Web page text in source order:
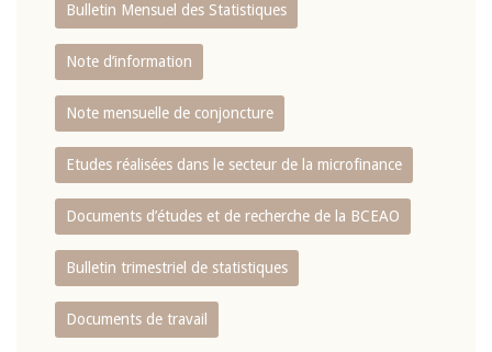
Bulletin Mensuel des Statistiques
Note d’information
Note mensuelle de conjoncture
Etudes réalisées dans le secteur de la microfinance
Documents d’études et de recherche de la BCEAO
Bulletin trimestriel de statistiques
Documents de travail